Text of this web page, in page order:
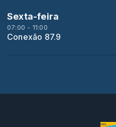
Sexta-feira
07:00 - 11:00
Conexão 87.9